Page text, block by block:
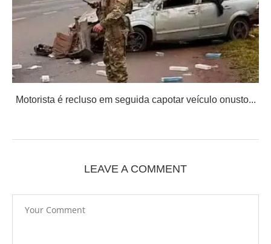
Motorista é recluso em seguida capotar veículo onusto...
LEAVE A COMMENT